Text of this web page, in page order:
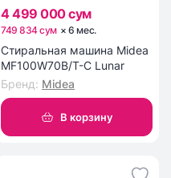
4 499 000 сум
749 834 сум ×6 мес.
Стиральная машина Midea
MF100W70B/T-C Lunar
Бренд: Midea
В корзину